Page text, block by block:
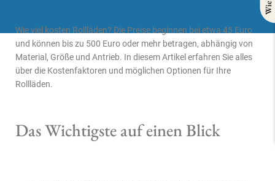
Wie viel kosten Rollläden? Die Preise beginnen bei etwa 45 Euro
und können bis zu 500 Euro oder mehr betragen, abhängig von
Material, Größe und Antrieb. In diesem Artikel erfahren Sie alles
über die Kostenfaktoren und möglichen Optionen für Ihre
Rollläden.
Das Wichtigste auf einen Blick